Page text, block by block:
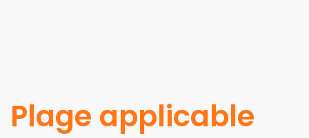
Plage applicable